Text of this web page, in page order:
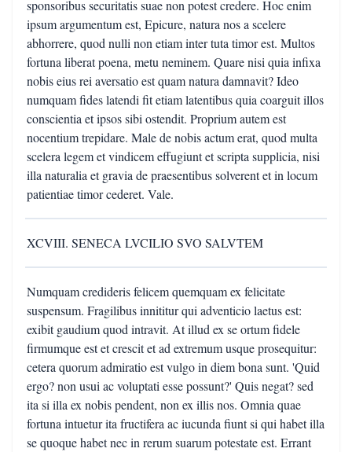
sponsoribus securitatis suae non potest credere. Hoc enim
ipsum argumentum est, Epicure, natura nos a scelere
abhorrere, quod nulli non etiam inter tuta timor est. Multos
fortuna liberat poena, metu neminem. Quare nisi quia infixa
nobis eius rei aversatio est quam natura damnavit? Ideo
numquam fides latendi fit etiam latentibus quia coarguit illos
conscientia et ipsos sibi ostendit. Proprium autem est
nocentium trepidare. Male de nobis actum erat, quod multa
scelera legem et vindicem effugiunt et scripta supplicia, nisi
illa naturalia et gravia de praesentibus solverent et in locum
patientiae timor cederet. Vale.
XCVIII. SENECA LVCILIO SVO SALVTEM
Numquam credideris felicem quemquam ex felicitate
suspensum. Fragilibus innititur qui adventicio laetus est:
exibit gaudium quod intravit. At illud ex se ortum fidele
firmumque est et crescit et ad extremum usque prosequitur:
cetera quorum admiratio est vulgo in diem bona sunt. 'Quid
ergo? non usui ac voluptati esse possunt?' Quis negat? sed
ita si illa ex nobis pendent, non ex illis nos. Omnia quae
fortuna intuetur ita fructifera ac iucunda fiunt si qui habet illa
se quoque habet nec in rerum suarum potestate est. Errant